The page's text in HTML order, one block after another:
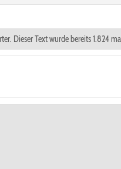
Dieser Text wurde bereits 1.824